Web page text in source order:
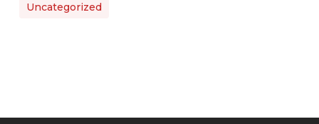
Uncategorized